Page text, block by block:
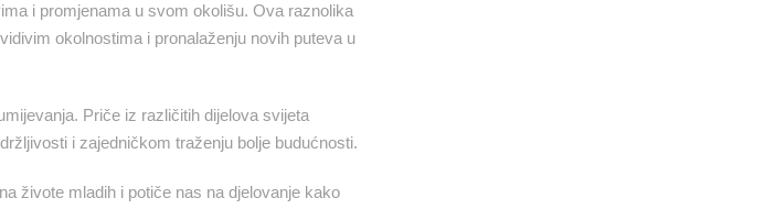
i promjenama u svom okolišu. Ova raznolika
okolnostima i pronalaženju novih puteva u
Priče iz različitih dijelova svijeta
i zajedničkom traženju bolje budućnosti.
živote mladih i potiče nas na djelovanje kako